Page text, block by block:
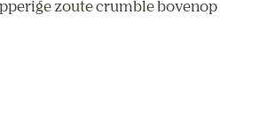
zoute crumble bovenop